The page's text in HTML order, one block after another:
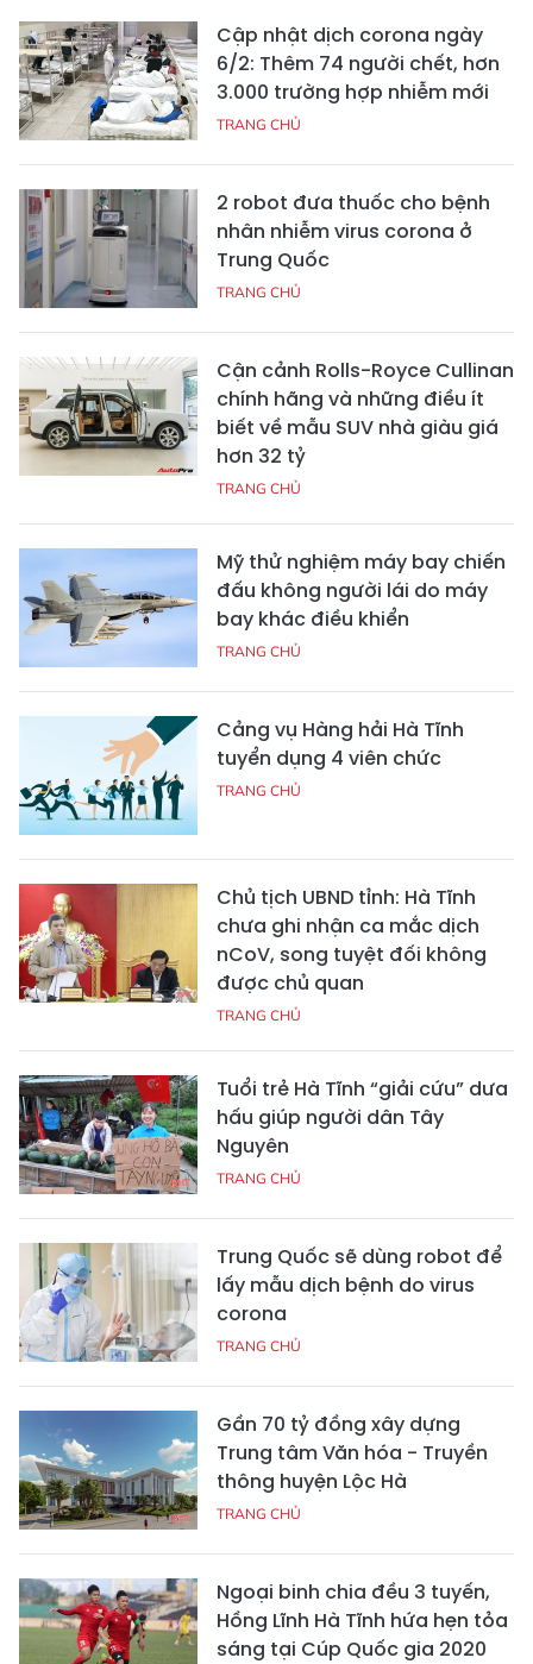
Cập nhật dịch corona ngày
6/2: Thêm 74 người chết, hơn
3.000 trường hợp nhiễm mới
TRANG CHỦ
2 robot đưa thuốc cho bệnh
nhân nhiễm virus corona ở
Trung Quốc
TRANG CHỦ
Cận cảnh Rolls-Royce Cullinan
chính hãng và những điều ít
biết về mẫu SUV nhà giàu giá
hơn 32 tỷ
TRANG CHỦ
Mỹ thử nghiệm máy bay chiến
đấu không người lái do máy
bay khác điều khiển
TRANG CHỦ
Cảng vụ Hàng hải Hà Tĩnh
tuyển dụng 4 viên chức
TRANG CHỦ
Chủ tịch UBND tỉnh: Hà Tĩnh
chưa ghi nhận ca mắc dịch
nCoV, song tuyệt đối không
được chủ quan
TRANG CHỦ
Tuổi trẻ Hà Tĩnh “giải cứu” dưa
hấu giúp người dân Tây
Nguyên
TRANG CHỦ
Trung Quốc sẽ dùng robot để
lấy mẫu dịch bệnh do virus
corona
TRANG CHỦ
Gần 70 tỷ đồng xây dựng
Trung tâm Văn hóa - Truyền
thông huyện Lộc Hà
TRANG CHỦ
Ngoại binh chia đều 3 tuyến,
Hồng Lĩnh Hà Tĩnh hứa hẹn tỏa
sáng tại Cúp Quốc gia 2020